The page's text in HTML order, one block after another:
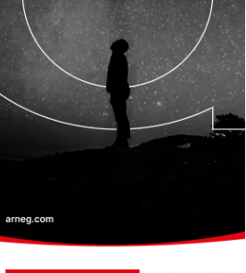
01.07
Cafom annonce
des résultats semestriels en
hausse, portés par le e-
commerce
30.06
La Sportiva affiche
une croissance solide en
2025
réélue présidente de la Fact